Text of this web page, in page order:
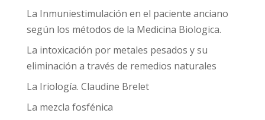
La Inmuniestimulación en el paciente anciano
según los métodos de la Medicina Biologica.
La intoxicación por metales pesados y su
eliminación a través de remedios naturales
La Iriología. Claudine Brelet
La mezcla fosfénica